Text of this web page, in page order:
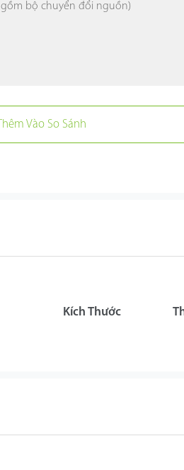
gồm bộ chuyển đổi nguồn)
Vào So Sánh
Kích Thước